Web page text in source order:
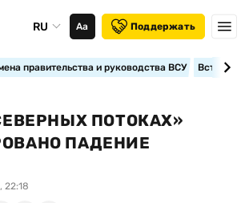
RU Аа Поддержать
правительства и руководства ВСУ
ПОТОКАХ»
ПАДЕНИЕ
22:18